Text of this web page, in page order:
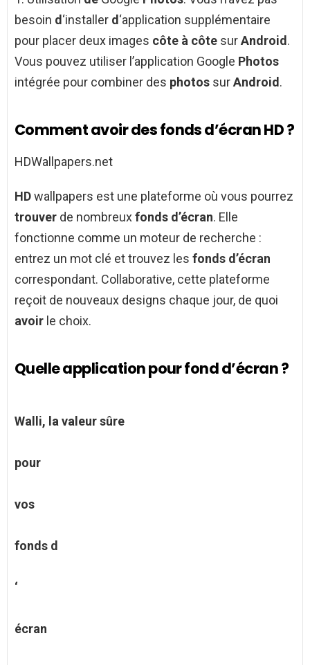
besoin d‘installer d‘application supplémentaire
pour placer deux images côte à côte surAndroid.
Vous pouvez utiliser l’application Google Photos
intégrée pour combiner des photos surAndroid.
Comment avoir des fonds d’écran HD ?
HDWallpapers.net
HDwallpapers est une plateforme où vous pourrez
trouver de nombreuxfonds d’écran. Elle
fonctionne comme un moteur de recherche :
entrez un mot clé et trouvez les fonds d’écran
correspondant. Collaborative, cette plateforme
reçoit de nouveaux designs chaque jour, de quoi
avoir le choix.
Quelle application pour fond d’écran ?
Walli, la valeur sûre
pour
vos
fonds d
‘
écran